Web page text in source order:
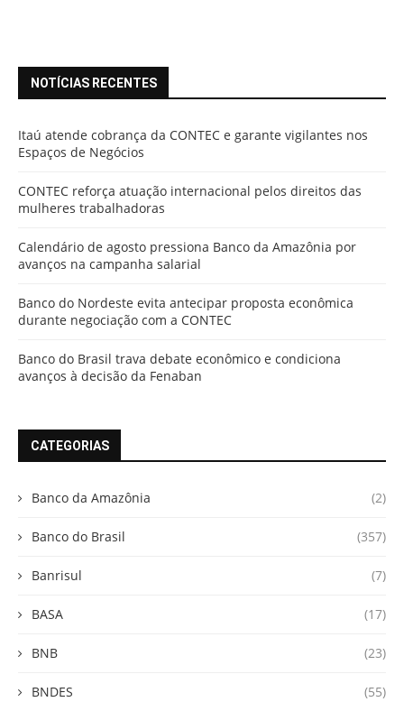
NOTÍCIAS RECENTES
Itaú atende cobrança da CONTEC e garante vigilantes nos
Espaços de Negócios
CONTEC reforça atuação internacional pelos direitos das
mulheres trabalhadoras
Calendário de agosto pressiona Banco da Amazônia por
avanços na campanha salarial
Banco do Nordeste evita antecipar proposta econômica
durante negociação com a CONTEC
Banco do Brasil trava debate econômico e condiciona
avanços à decisão da Fenaban
CATEGORIAS
Banco da Amazônia (2)
Banco do Brasil (357)
Banrisul (7)
BASA (17)
BNB (23)
BNDES (55)